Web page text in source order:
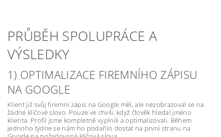
PRŮBĚH SPOLUPRÁCE A
VÝSLEDKY
1) OPTIMALIZACE FIREMNÍHO ZÁPISU
NA GOOGLE
Klient již svůj firemní zápis na Google měl, ale nezobrazoval se na
žádné klíčové slovo. Pouze ve chvíli, když člověk hledal jméno
klienta. Profil jsme kompletně vyplnili a optimalizovali. Během
jednoho týdne se nám ho podařilo dostat na první stranu na